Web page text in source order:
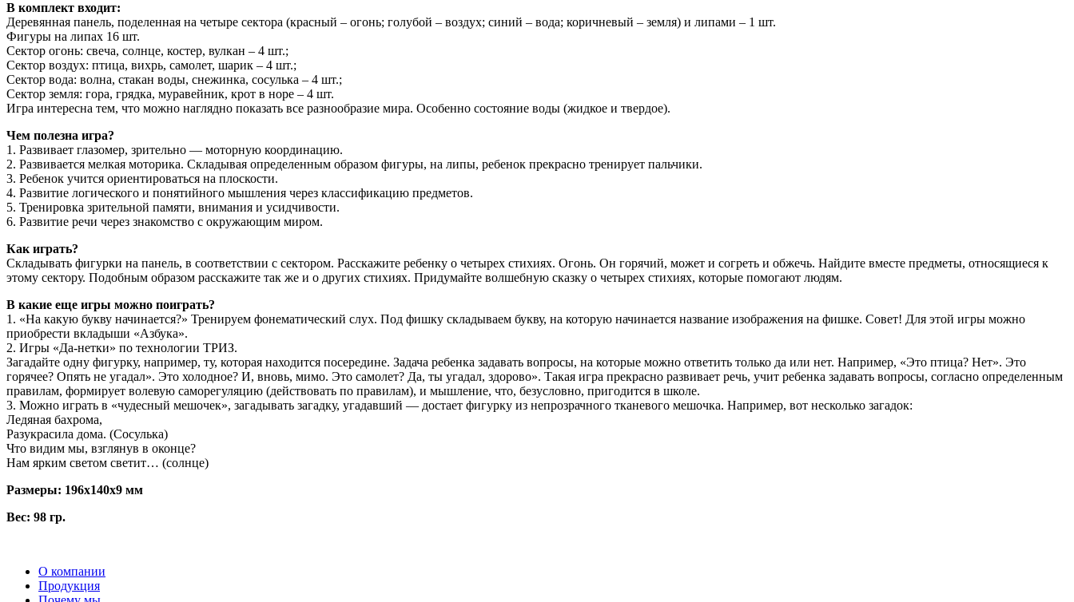
В комплект входит:
Деревянная панель, поделенная на четыре сектора (красный – огонь; голубой – воздух; синий – вода; коричневый – земля) и липами – 1 шт.
Фигуры на липах 16 шт.
Сектор огонь: свеча, солнце, костер, вулкан – 4 шт.;
Сектор воздух: птица, вихрь, самолет, шарик – 4 шт.;
Сектор вода: волна, стакан воды, снежинка, сосулька – 4 шт.;
Сектор земля: гора, грядка, муравейник, крот в норе – 4 шт.
Игра интересна тем, что можно наглядно показать все разнообразие мира. Особенно состояние воды (жидкое и твердое).
Чем полезна игра?
1. Развивает глазомер, зрительно — моторную координацию.
2. Развивается мелкая моторика. Складывая определенным образом фигуры, на липы, ребенок прекрасно тренирует пальчики.
3. Ребенок учится ориентироваться на плоскости.
4. Развитие логического и понятийного мышления через классификацию предметов.
5. Тренировка зрительной памяти, внимания и усидчивости.
6. Развитие речи через знакомство с окружающим миром.
Как играть?
Складывать фигурки на панель, в соответствии с сектором. Расскажите ребенку о четырех стихиях. Огонь. Он горячий, может и согреть и обжечь. Найдите вместе предметы, относящиеся к
этому сектору. Подобным образом расскажите так же и о других стихиях. Придумайте волшебную сказку о четырех стихиях, которые помогают людям.
В какие еще игры можно поиграть?
1. «На какую букву начинается?» Тренируем фонематический слух. Под фишку складываем букву, на которую начинается название изображения на фишке. Совет! Для этой игры можно
приобрести вкладыши «Азбука».
2. Игры «Да-нетки» по технологии ТРИЗ.
Загадайте одну фигурку, например, ту, которая находится посередине. Задача ребенка задавать вопросы, на которые можно ответить только да или нет. Например, «Это птица? Нет». Это
горячее? Опять не угадал». Это холодное? И, вновь, мимо. Это самолет? Да, ты угадал, здорово». Такая игра прекрасно развивает речь, учит ребенка задавать вопросы, согласно определенным
правилам, формирует волевую саморегуляцию (действовать по правилам), и мышление, что, безусловно, пригодится в школе.
3. Можно играть в «чудесный мешочек», загадывать загадку, угадавший — достает фигурку из непрозрачного тканевого мешочка. Например, вот несколько загадок:
Ледяная бахрома,
Разукрасила дома. (Сосулька)
Что видим мы, взглянув в оконце?
Нам ярким светом светит… (солнце)
Размеры: 196x140x9 мм
Вес: 98 гр.
О компании
Продукция